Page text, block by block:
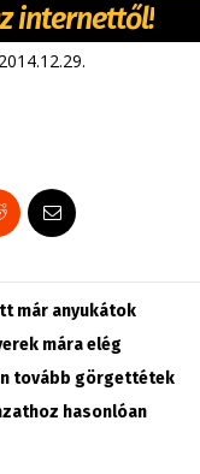
internettől!
2014.12.29.
már anyukátok
mára elég
tovább görgettétek
hasonlóan